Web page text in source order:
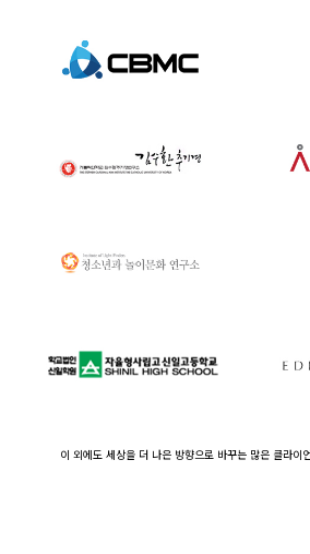
이 외에도 세상을 더 나은 방향으로 바꾸는 많은 클라이